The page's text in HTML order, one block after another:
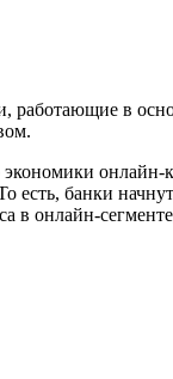
в
есть, банки
онлайн-